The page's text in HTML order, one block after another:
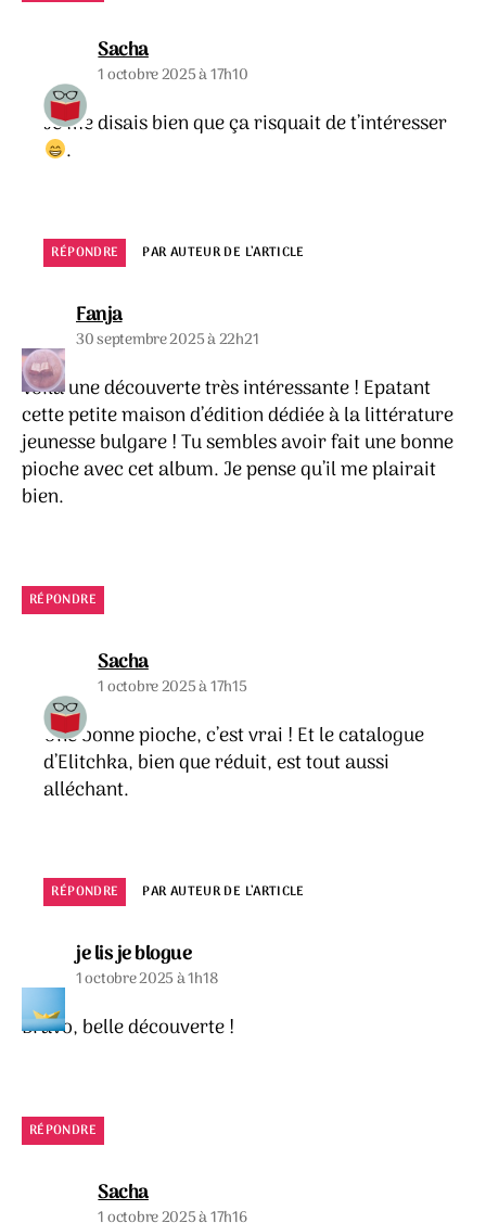
Sachadit :
1 octobre 2025 à 17h10
Je me disais bien que ça risquait de t’intéresser
.
RÉPONDRE PAR AUTEUR DE L’ARTICLE
Fanjadit :
30 septembre 2025 à 22h21
Voilà une découverte très intéressante ! Epatant
cette petite maison d’édition dédiée à la littérature
jeunesse bulgare ! Tu sembles avoir fait une bonne
pioche avec cet album. Je pense qu’il me plairait
bien.
RÉPONDRE
Sachadit :
1 octobre 2025 à 17h15
Une bonne pioche, c’est vrai ! Et le catalogue
d’Elitchka, bien que réduit, est tout aussi
alléchant.
RÉPONDRE PAR AUTEUR DE L’ARTICLE
je lis je bloguedit :
1 octobre 2025 à 1h18
Bravo, belle découverte !
RÉPONDRE
Sachadit :